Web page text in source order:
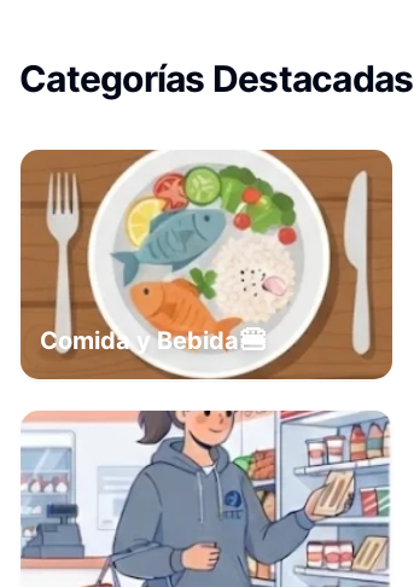
Categorías Destacadas
Comida y Bebida🍔